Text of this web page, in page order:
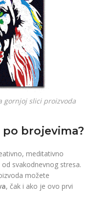
gornjoj slici proizvoda
po brojevima?
meditativno
svakodnevnog stresa.
možete
, čak i ako je ovo prvi